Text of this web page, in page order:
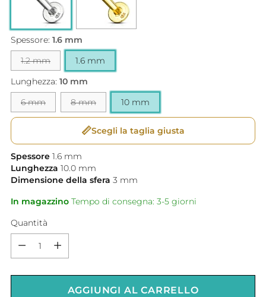
Spessore: 1.6 mm
1.2 mm 1.6 mm
Lunghezza: 10 mm
6 mm 8 mm 10 mm
📏Scegli la taglia giusta
Spessore 1.6 mm
Lunghezza 10.0 mm
Dimensione della sfera 3 mm
In magazzino Tempo di consegna: 3-5 giorni
Quantità
AGGIUNGI AL CARRELLO